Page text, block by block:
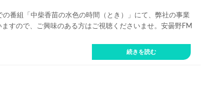
番組「中柴香苗の水色の時間（とき）」にて、弊社の事業
すので、ご興味のある方はご視聴くださいませ。安曇野FM
続きを読む